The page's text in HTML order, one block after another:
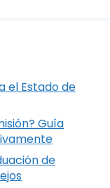
el Estado de
Guía
de